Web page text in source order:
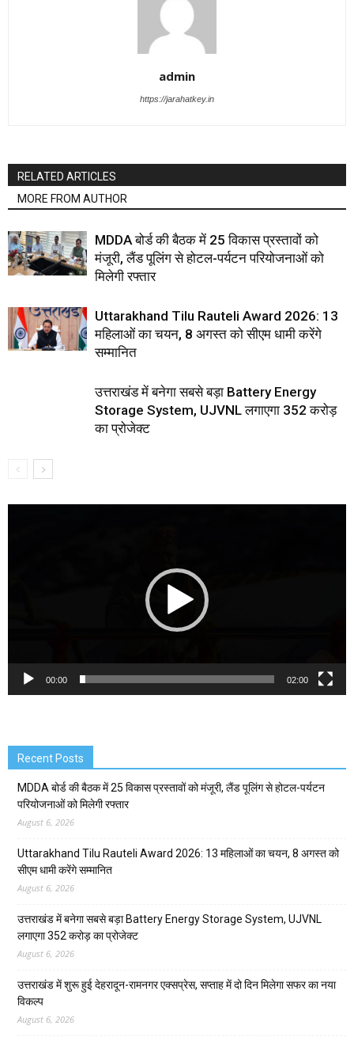
admin
https://jarahatkey.in
RELATED ARTICLES
MORE FROM AUTHOR
MDDA बोर्ड की बैठक में 25 विकास प्रस्तावों को
मंजूरी, लैंड पूलिंग से होटल-पर्यटन परियोजनाओं को
मिलेगी रफ्तार
Uttarakhand Tilu Rauteli Award 2026: 13
महिलाओं का चयन, 8 अगस्त को सीएम धामी करेंगे
सम्मानित
उत्तराखंड में बनेगा सबसे बड़ा Battery Energy
Storage System, UJVNL लगाएगा 352 करोड़
का प्रोजेक्ट
00:00 02:00
Recent Posts
MDDA बोर्ड की बैठक में 25 विकास प्रस्तावों को मंजूरी, लैंड पूलिंग से होटल-पर्यटन
परियोजनाओं को मिलेगी रफ्तार
August 6, 2026
Uttarakhand Tilu Rauteli Award 2026: 13 महिलाओं का चयन, 8 अगस्त को
सीएम धामी करेंगे सम्मानित
August 6, 2026
उत्तराखंड में बनेगा सबसे बड़ा Battery Energy Storage System, UJVNL
लगाएगा 352 करोड़ का प्रोजेक्ट
August 6, 2026
उत्तराखंड में शुरू हुई देहरादून-रामनगर एक्सप्रेस, सप्ताह में दो दिन मिलेगा सफर का नया
विकल्प
August 6, 2026